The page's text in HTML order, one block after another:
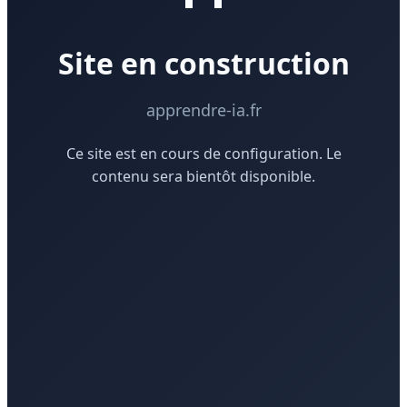
Site en construction
apprendre-ia.fr
Ce site est en cours de configuration. Le
contenu sera bientôt disponible.